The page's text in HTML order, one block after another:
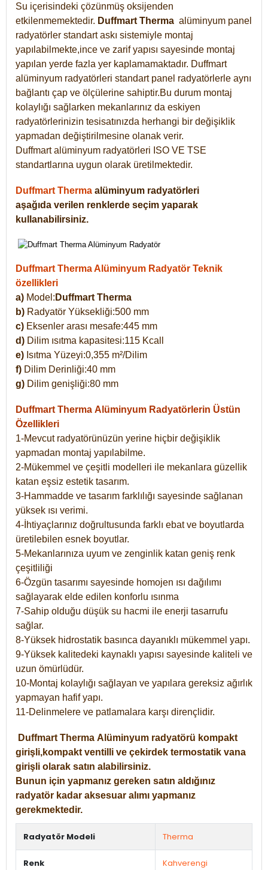
Su içerisindeki çözünmüş oksijenden
etkilenmemektedir. Duffmart Therma alüminyum panel
radyatörler standart askı sistemiyle montaj
yapılabilmekte,ince ve zarif yapısı sayesinde montaj
yapılan yerde fazla yer kaplamamaktadır. Duffmart
alüminyum radyatörleri standart panel radyatörlerle aynı
bağlantı çap ve ölçülerine sahiptir.Bu durum montaj
kolaylığı sağlarken mekanlarınız da eskiyen
radyatörlerinizin tesisatınızda herhangi bir değişiklik
yapmadan değiştirilmesine olanak verir.
Duffmart alüminyum radyatörleri ISO VE TSE
standartlarına uygun olarak üretilmektedir.
Duffmart Therma alüminyum radyatörleri
aşağıda verilen renklerde seçim yaparak
kullanabilirsiniz.
Duffmart Therma Alüminyum Radyatör Teknik
özellikleri
a) Model: Duffmart Therma
b) Radyatör Yüksekliği:500 mm
c) Eksenler arası mesafe:445 mm
d) Dilim ısıtma kapasitesi:115 Kcall
e) Isıtma Yüzeyi:0,355 m²/Dilim
f) Dilim Derinliği:40 mm
g) Dilim genişliği:80 mm
Duffmart Therma Alüminyum Radyatörlerin Üstün
Özellikleri
1-Mevcut radyatörünüzün yerine hiçbir değişiklik
yapmadan montaj yapılabilme.
2-Mükemmel ve çeşitli modelleri ile mekanlara güzellik
katan eşsiz estetik tasarım.
3-Hammadde ve tasarım farklılığı sayesinde sağlanan
yüksek ısı verimi.
4-İhtiyaçlarınız doğrultusunda farklı ebat ve boyutlarda
üretilebilen esnek boyutlar.
5-Mekanlarınıza uyum ve zenginlik katan geniş renk
çeşitliliği
6-Özgün tasarımı sayesinde homojen ısı dağılımı
sağlayarak elde edilen konforlu ısınma
7-Sahip olduğu düşük su hacmi ile enerji tasarrufu
sağlar.
8-Yüksek hidrostatik basınca dayanıklı mükemmel yapı.
9-Yüksek kalitedeki kaynaklı yapısı sayesinde kaliteli ve
uzun ömürlüdür.
10-Montaj kolaylığı sağlayan ve yapılara gereksiz ağırlık
yapmayan hafif yapı.
11-Delinmelere ve patlamalara karşı dirençlidir.
Duffmart Therma Alüminyum radyatörü kompakt
girişli,kompakt ventilli ve çekirdek termostatik vana
girişli olarak satın alabilirsiniz.
Bunun için yapmanız gereken satın aldığınız
radyatör kadar aksesuar alımı yapmanız
gerekmektedir.
Radyatör Modeli Therma
Renk Kahverengi